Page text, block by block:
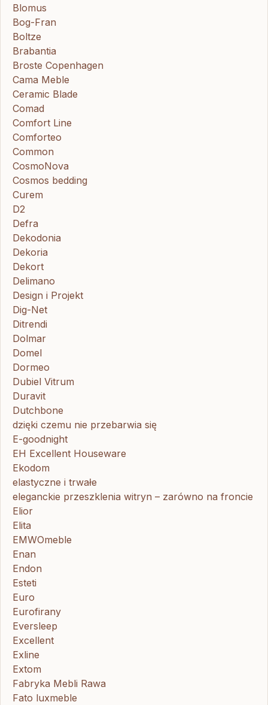
Blomus
Bog-Fran
Boltze
Brabantia
Broste Copenhagen
Cama Meble
Ceramic Blade
Comad
Comfort Line
Comforteo
Common
CosmoNova
Cosmos bedding
Curem
D2
Defra
Dekodonia
Dekoria
Dekort
Delimano
Design i Projekt
Dig-Net
Ditrendi
Dolmar
Domel
Dormeo
Dubiel Vitrum
Duravit
Dutchbone
dzięki czemu nie przebarwia się
E-goodnight
EH Excellent Houseware
Ekodom
elastyczne i trwałe
eleganckie przeszklenia witryn – zarówno na froncie
Elior
Elita
EMWOmeble
Enan
Endon
Esteti
Euro
Eurofirany
Eversleep
Excellent
Exline
Extom
Fabryka Mebli Rawa
Fato luxmeble